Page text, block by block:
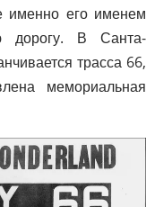
именно его именем
дорогу. В Санта-
трасса 66,
мемориальная